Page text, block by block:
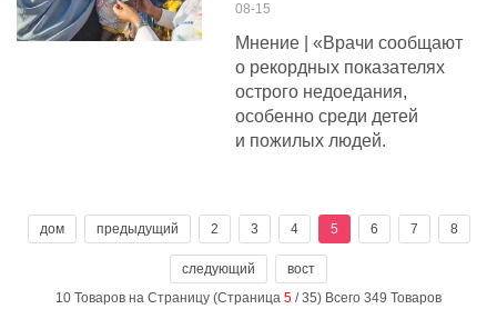
08-15
Мнение | «Врачи сообщают
о рекордных показателях
острого недоедания,
особенно среди детей
и пожилых людей.
дом предыдущий 2 3 4 5 6 7 8
следующий
вост
10 Товаров на Страницу (Страница 5 / 35) Всего 349 Товаров